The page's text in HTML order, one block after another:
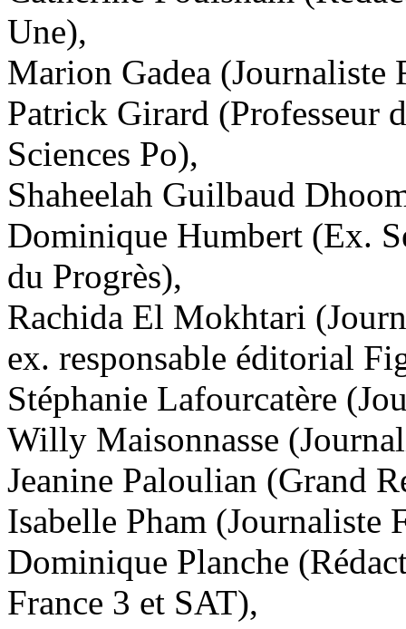
Une),
Marion Gadea (Journaliste
Patrick Girard (Professeur
Sciences Po),
Shaheelah Guilbaud
Dominique Humbert (Ex.
du Progrès),
Rachida El Mokhtari
ex. responsable éditorial
Stéphanie Lafourcatère
Willy Maisonnasse
Jeanine Paloulian (Grand
Isabelle Pham (Journaliste
Dominique Planche
France 3 et SAT),